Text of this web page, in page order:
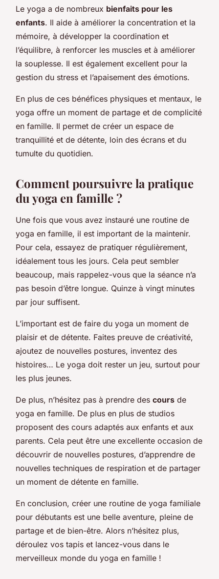
Le yoga a de nombreux bienfaits pour les
enfants. Il aide à améliorer la concentration et la
mémoire, à développer la coordination et
l’équilibre, à renforcer les muscles et à améliorer
la souplesse. Il est également excellent pour la
gestion du stress et l’apaisement des émotions.
En plus de ces bénéfices physiques et mentaux, le
yoga offre un moment de partage et de complicité
en famille. Il permet de créer un espace de
tranquillité et de détente, loin des écrans et du
tumulte du quotidien.
Comment poursuivre la pratique
du yoga en famille ?
Une fois que vous avez instauré une routine de
yoga en famille, il est important de la maintenir.
Pour cela, essayez de pratiquer régulièrement,
idéalement tous les jours. Cela peut sembler
beaucoup, mais rappelez-vous que la séance n’a
pas besoin d’être longue. Quinze à vingt minutes
par jour suffisent.
L’important est de faire du yoga un moment de
plaisir et de détente. Faites preuve de créativité,
ajoutez de nouvelles postures, inventez des
histoires… Le yoga doit rester un jeu, surtout pour
les plus jeunes.
De plus, n’hésitez pas à prendre des cours de
yoga en famille. De plus en plus de studios
proposent des cours adaptés aux enfants et aux
parents. Cela peut être une excellente occasion de
découvrir de nouvelles postures, d’apprendre de
nouvelles techniques de respiration et de partager
un moment de détente en famille.
En conclusion, créer une routine de yoga familiale
pour débutants est une belle aventure, pleine de
partage et de bien-être. Alors n’hésitez plus,
déroulez vos tapis et lancez-vous dans le
merveilleux monde du yoga en famille !